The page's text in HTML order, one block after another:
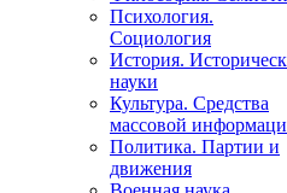
Психология.
Социология
История.
науки
Культура. Средства
массовой
Политика. Партии и
движения